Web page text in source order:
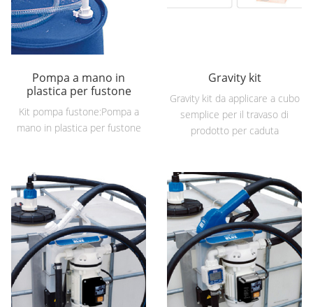
Pompa a mano in
plastica per fustone
Kit pompa fustone:Pompa a
mano in plastica per fustone
Gravity kit
Gravity kit da applicare a cubo
semplice per il travaso di
prodotto per caduta